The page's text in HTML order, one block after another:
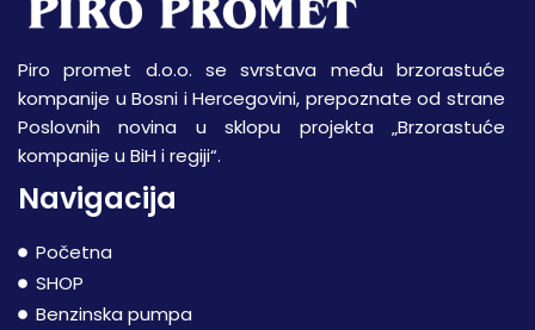
Piro promet d.o.o. se svrstava među brzorastuće
kompanije u Bosni i Hercegovini, prepoznate od strane
Poslovnih novina u sklopu projekta „Brzorastuće
kompanije u BiH i regiji“.
Navigacija
Početna
SHOP
Benzinska pumpa